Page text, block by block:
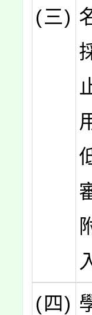
(三)
(四)